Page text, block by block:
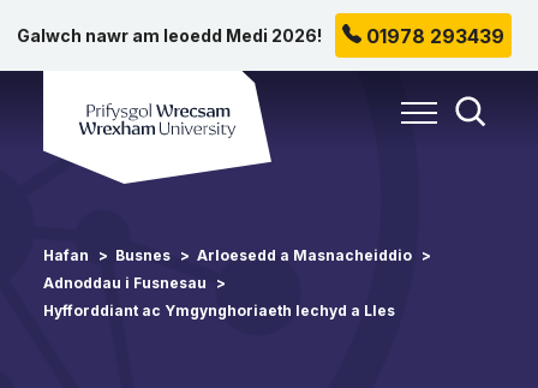
Galwch nawr am leoedd Medi 2026! 01978 293439
Toggle
Hafan Busnes
Arloesedd a Masnacheiddio
Adnoddau i Fusnesau
Hyfforddiant ac Ymgynghoriaeth Iechyd a Lles